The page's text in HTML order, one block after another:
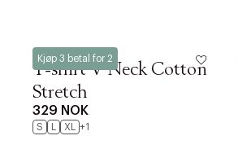
Kjøp 3 betal for 2
Impetus
T-shirt V Neck Cotton
Stretch
329 NOK
S XL +1